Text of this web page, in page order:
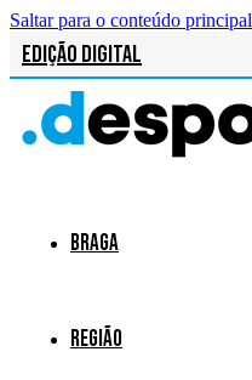
Saltar para o conteúdo principal
Edição Digital
Braga
Região